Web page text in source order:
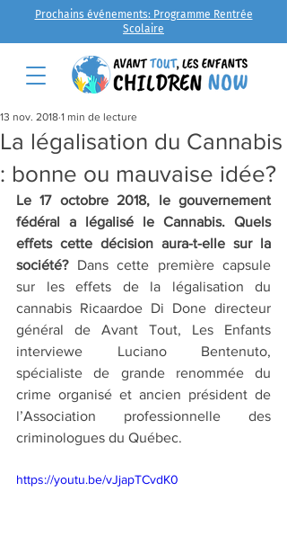
Prochains événements: Programme Rentrée
Scolaire
La légalisation du Cannabis
: bonne ou mauvaise idée?
13 nov. 2018 1 min de lecture
Le 17 octobre 2018, le gouvernement
fédéral a légalisé le Cannabis. Quels
effets cette décision aura-t-elle sur la
société? Dans cette première capsule
sur les effets de la légalisation du
cannabis Ricaardoe Di Done directeur
général de Avant Tout, Les Enfants
interviewe Luciano Bentenuto,
spécialiste de grande renommée du
crime organisé et ancien président de
l’Association professionnelle des
criminologues du Québec.
https://youtu.be/vJjapTCvdK0